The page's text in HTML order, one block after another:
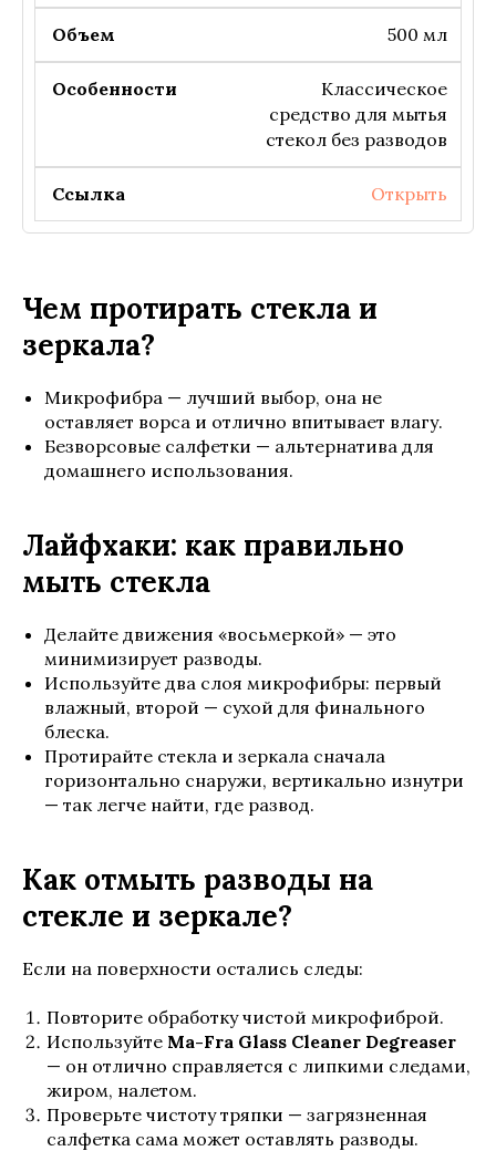
500 мл
Классическое
средство для мытья
стекол без разводов
Открыть
Чем протирать стекла и
зеркала?
Микрофибра — лучший выбор, она не
оставляет ворса и отлично впитывает влагу.
Безворсовые салфетки — альтернатива для
домашнего использования.
Лайфхаки: как правильно
мыть стекла
Делайте движения «восьмеркой» — это
минимизирует разводы.
Используйте два слоя микрофибры: первый
влажный, второй — сухой для финального
блеска.
Протирайте стекла и зеркала сначала
горизонтально снаружи, вертикально изнутри
— так легче найти, где развод.
Как отмыть разводы на
стекле и зеркале?
Если на поверхности остались следы:
Повторите обработку чистой микрофиброй.
Используйте Ma-Fra Glass Cleaner Degreaser
— он отлично справляется с липкими следами,
жиром, налетом.
Проверьте чистоту тряпки — загрязненная
салфетка сама может оставлять разводы.